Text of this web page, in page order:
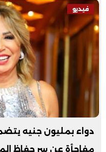
فيديو
دواء بمليون جنيه
مفاجأة عن سر حفاظ